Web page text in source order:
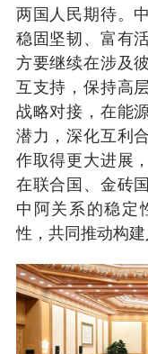
两国人民期待。
稳固坚韧、富有
方要继续在涉及
互支持，保持高
战略对接，在能
潜力，深化互利
作取得更大进展
在联合国、金砖
中阿关系的稳定
性，共同推动构建